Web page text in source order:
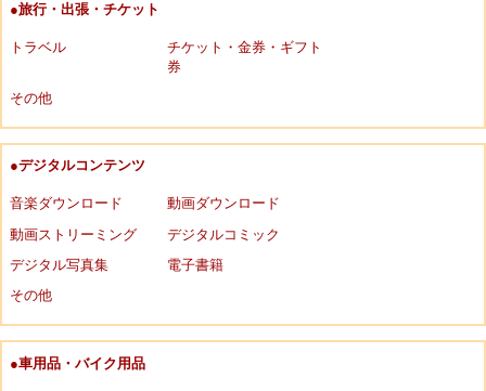
●旅行・出張・チケット
トラベル
チケット・金券・ギフト
券
その他
●デジタルコンテンツ
音楽ダウンロード
動画ダウンロード
動画ストリーミング
デジタルコミック
デジタル写真集
電子書籍
その他
●車用品・バイク用品